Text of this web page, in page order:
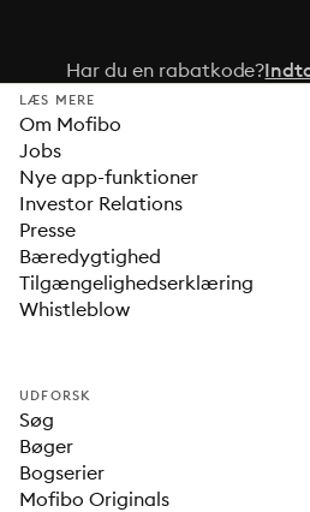
Har du en rabatkode?
LÆS MERE
Om Mofibo
Jobs
Nye app-funktioner
Investor Relations
Presse
Bæredygtighed
Tilgængelighedserklæring
Whistleblow
UDFORSK
Søg
Bøger
Bogserier
Mofibo Originals